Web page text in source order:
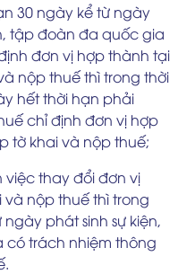
30 ngày kể từ ngày
tập đoàn đa quốc gia
đơn vị hợp thành tại
nộp thuế thì trong thời
hết thời hạn phải
chỉ định đơn vị hợp
tờ khai và nộp thuế;
việc thay đổi đơn vị
nộp thuế thì trong
phát sinh sự kiện,
trách nhiệm thông